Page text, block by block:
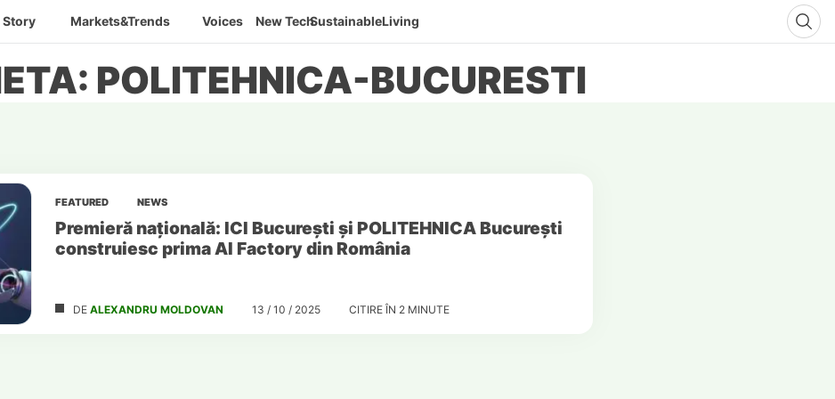
Story Markets&Trends Voices New TechSustainableLiving
POLITEHNICA-BUCURESTI
FEATURED NEWS
Premieră națională: ICI București și POLITEHNICA București
construiesc prima AI Factory din România
DE ALEXANDRU MOLDOVAN 13 / 10 / 2025 CITIRE ÎN 2 MINUTE